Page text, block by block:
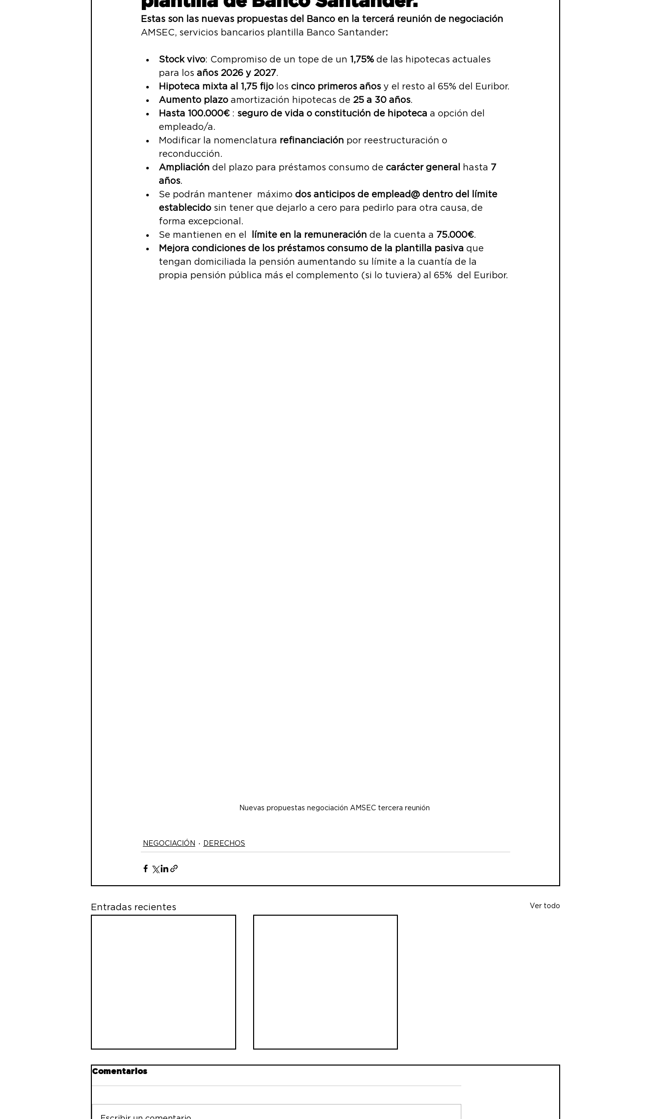
NOTICIAS Banco Santander VARIOS Breaking Bank PLAN FLEXIBLE
Junta accionistas SINDICATOS FIRMALOTODO OBJETIVOS DINERO
PRESIÓN COMERCIAL PRESIÓN LABORAL CGT
Estas son las nuevas propuestas del Banco en la tercerá reunión de negociación
AMSEC, servicios bancarios plantilla Banco Santander:
Stock vivo: Compromiso de un tope de un 1,75% de las hipotecas actuales
para los años 2026 y 2027.
Hipoteca mixta al 1,75 fijo los cinco primeros años y el resto al 65% del Euribor.
Aumento plazo amortización hipotecas de 25 a 30 años.
Hasta 100.000€ : seguro de vida o constitución de hipoteca a opción del
empleado/a.
Modificar la nomenclatura refinanciación por reestructuración o
reconducción.
Ampliación del plazo para préstamos consumo de carácter general hasta 7
años.
Se podrán mantener  máximo dos anticipos de emplead@ dentro del límite
establecido sin tener que dejarlo a cero para pedirlo para otra causa, de
forma excepcional.
Se mantienen en el
límite en la remuneración de la cuenta a 75.000€.
Mejora condiciones de los préstamos consumo de la plantilla pasiva que
tengan domiciliada la pensión aumentando su límite a la cuantía de la
propia pensión pública más el complemento (si lo tuviera) al 65%  del Euribor.
Nuevas propuestas negociación AMSEC tercera reunión
NEGOCIACIÓN DERECHOS
Entradas recientes Ver todo
Comentarios